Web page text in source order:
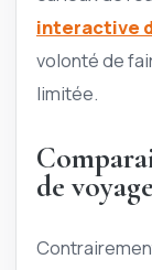
interactive
volonté de
limitée.
de